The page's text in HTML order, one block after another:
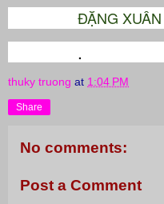
ĐẶNG
.
thuky truong at 1:04 PM
Share
No comments:
Post a Comment